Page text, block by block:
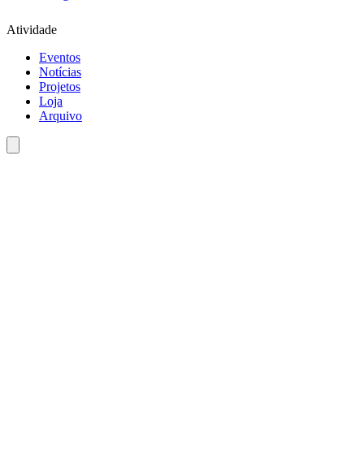
Atividade
Eventos
Notícias
Projetos
Loja
Arquivo